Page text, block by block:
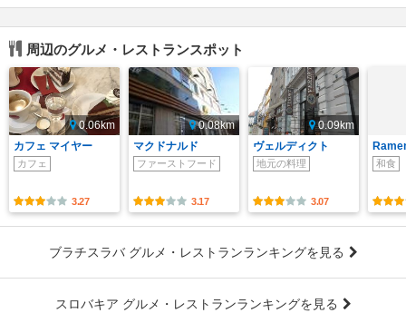
周辺のグルメ・レストランスポット
0.06km
カフェ マイヤー
カフェ
3.27
0.08km
マクドナルド
ファーストフード
3.17
0.09km
ヴェルディクト
地元の料理
3.07
和食
ブラチスラバ グルメ・レストランランキングを見る
スロバキア グルメ・レストランランキングを見る